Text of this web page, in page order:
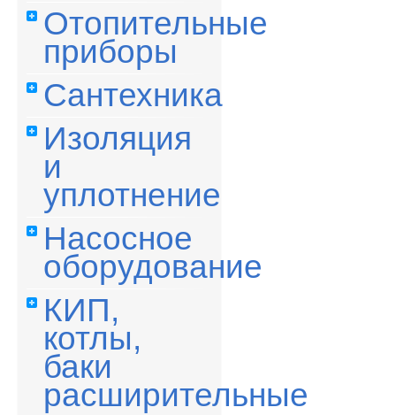
Отопительные
приборы
Сантехника
Изоляция
и
уплотнение
Насосное
оборудование
КИП,
котлы,
баки
расширительные